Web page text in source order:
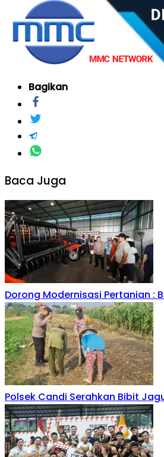
Bagikan
Baca Juga
Dorong Modernisasi Pertanian :
Polsek Candi Serahkan Bibit